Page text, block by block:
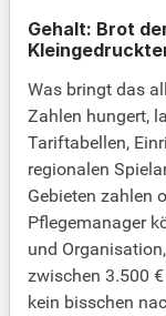
Gehalt: Brot
Was bringt das
Zahlen hungert,
Tariftabellen,
regionalen
Gebieten zahlen
Pflegemanager
und
zwischen 3.500
kein bisschen